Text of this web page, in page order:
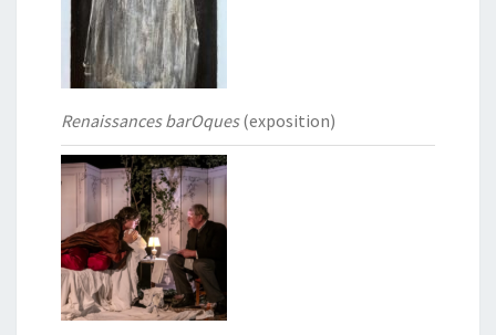
Renaissances barOques(exposition)